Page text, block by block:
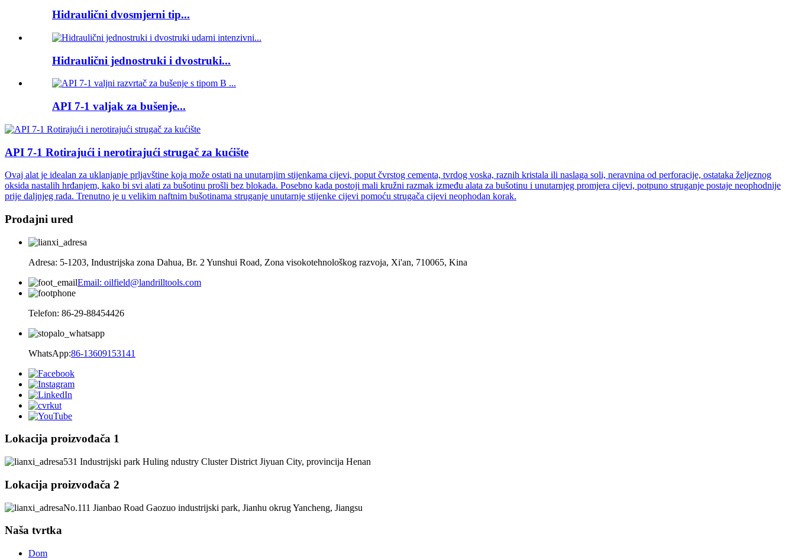
Hidraulični dvosmjerni tip...
Hidraulični jednostruki i dvostruki...
API 7-1 valjak za bušenje...
API 7-1 Rotirajući i nerotirajući strugač za kućište
Ovaj alat je idealan za uklanjanje prljavštine koja može ostati na unutarnjim stijenkama cijevi, poput čvrstog cementa, tvrdog voska, raznih kristala ili naslaga soli, neravnina od perforacije, ostataka željeznog
oksida nastalih hrđanjem, kako bi svi alati za bušotinu prošli bez blokada. Posebno kada postoji mali kružni razmak između alata za bušotinu i unutarnjeg promjera cijevi, potpuno struganje postaje neophodnije
prije daljnjeg rada. Trenutno je u velikim naftnim bušotinama struganje unutarnje stijenke cijevi pomoću strugača cijevi neophodan korak.
Prodajni ured
Adresa: 5-1203, Industrijska zona Dahua, Br. 2 Yunshui Road, Zona visokotehnološkog razvoja, Xi'an, 710065, Kina
Email: oilfield@landrilltools.com
Telefon: 86-29-88454426
WhatsApp:86-13609153141
Lokacija proizvođača 1
531 Industrijski park Huling ndustry Cluster District Jiyuan City, provincija Henan
Lokacija proizvođača 2
No.111 Jianbao Road Gaozuo industrijski park, Jianhu okrug Yancheng, Jiangsu
Naša tvrtka
Dom